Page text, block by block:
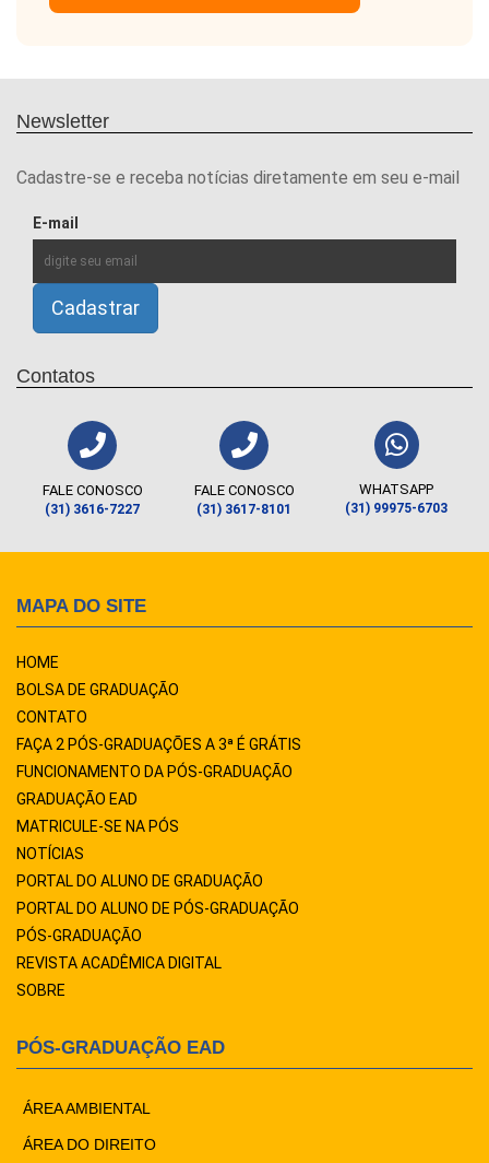
Newsletter
Cadastre-se e receba notícias diretamente em seu e-mail
E-mail
Contatos
FALE CONOSCO
(31) 3616-7227
FALE CONOSCO
(31) 3617-8101
WHATSAPP
(31) 99975-6703
MAPA DO SITE
HOME
BOLSA DE GRADUAÇÃO
CONTATO
FAÇA 2 PÓS-GRADUAÇÕES A 3ª É GRÁTIS
FUNCIONAMENTO DA PÓS-GRADUAÇÃO
GRADUAÇÃO EAD
MATRICULE-SE NA PÓS
NOTÍCIAS
PORTAL DO ALUNO DE GRADUAÇÃO
PORTAL DO ALUNO DE PÓS-GRADUAÇÃO
PÓS-GRADUAÇÃO
REVISTA ACADÊMICA DIGITAL
SOBRE
PÓS-GRADUAÇÃO EAD
ÁREA AMBIENTAL
ÁREA DO DIREITO